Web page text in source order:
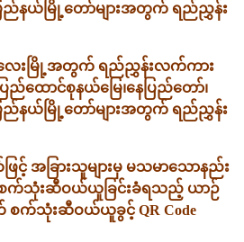
ြည်နယ်မြို့တော်များအတွက် ရည်ညွှန်း
လေးမြို့အတွက် ရည်ညွှန်းလက်ကား
ပြည်ထောင်စုနယ်မြေ၊နေပြည်တော်၊
ြည်နယ်မြို့တော်များအတွက် ရည်ညွှန်း
ြင့် အခြားသူများမှ မသမာသောနည်း
က်သုံးဆီဝယ်ယူခြင်းခံရသည့် ယာဉ်
စက်သုံးဆီဝယ်ယူခွင့် QR Code